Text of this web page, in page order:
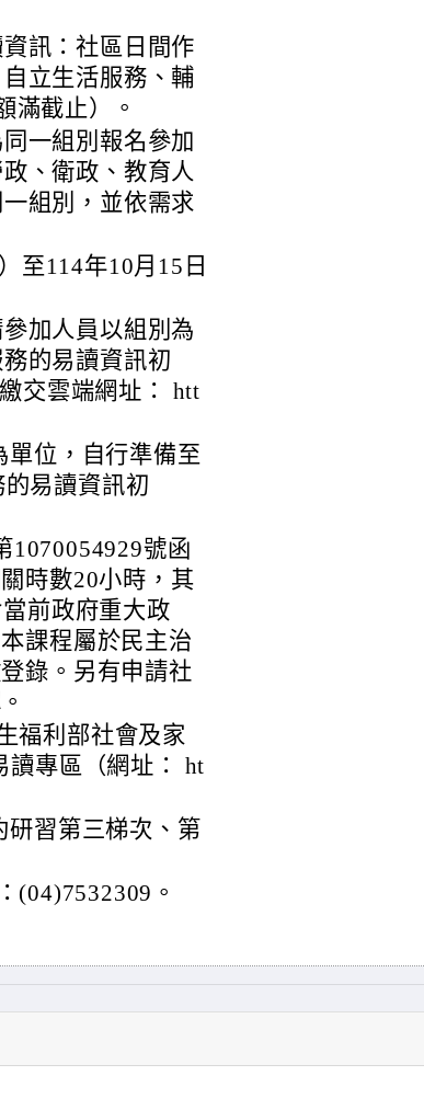
訊：社區日間作
立生活服務、輔
滿截止）。
一組別報名參加
、衛政、教育人
組別，並依需求
至114年10月15日
加人員以組別為
的易讀資訊初
交雲端網址： htt
單位，自行準備至
易讀資訊初
1070054929號函
時數20小時，其
前政府重大政
課程屬於民主治
錄。另有申請社
福利部社會及家
讀專區（網址： ht
研習第三梯次、第
(04)7532309。